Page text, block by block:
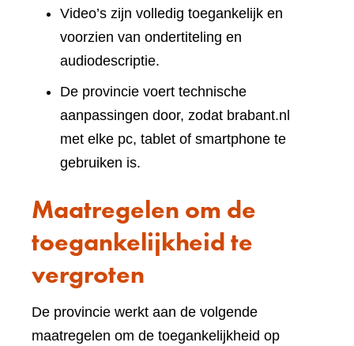
Video’s zijn volledig toegankelijk en
voorzien van ondertiteling en
audiodescriptie.
De provincie voert technische
aanpassingen door, zodat brabant.nl
met elke pc, tablet of smartphone te
gebruiken is.
Maatregelen om de
toegankelijkheid te
vergroten
De provincie werkt aan de volgende
maatregelen om de toegankelijkheid op